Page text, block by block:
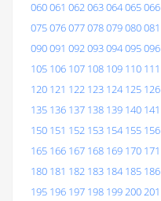
060061 062063064065066
075076077078079080081
090091 092093094095096
105 106 107 108 109 110 111
120 121 122 123 124 125 126
135 136 137 138 139 140 141
150 151 152 153 154 155 156
165 166 167 168 169 170 171
180 181 182 183 184 185 186
195 196 197 198 199200201